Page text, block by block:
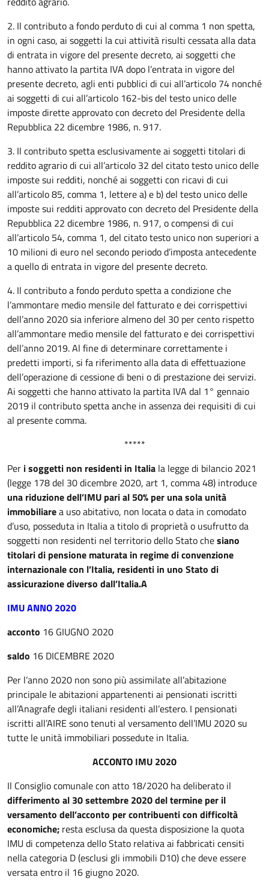
2. Il contributo a fondo perduto di cui al comma 1 non spetta,
in ogni caso, ai soggetti la cui attività risulti cessata alla data
di entrata in vigore del presente decreto, ai soggetti che
hanno attivato la partita IVA dopo l’entrata in vigore del
presente decreto, agli enti pubblici di cui all’articolo 74 nonché
ai soggetti di cui all’articolo 162-bis del testo unico delle
imposte dirette approvato con decreto del Presidente della
Repubblica 22 dicembre 1986, n. 917.
3. Il contributo spetta esclusivamente ai soggetti titolari di
reddito agrario di cui all’articolo 32 del citato testo unico delle
imposte sui redditi, nonché ai soggetti con ricavi di cui
all’articolo 85, comma 1, lettere a) e b) del testo unico delle
imposte sui redditi approvato con decreto del Presidente della
Repubblica 22 dicembre 1986, n. 917, o compensi di cui
all’articolo 54, comma 1, del citato testo unico non superiori a
10 milioni di euro nel secondo periodo d’imposta antecedente
a quello di entrata in vigore del presente decreto.
4. Il contributo a fondo perduto spetta a condizione che
l’ammontare medio mensile del fatturato e dei corrispettivi
dell’anno 2020 sia inferiore almeno del 30 per cento rispetto
all’ammontare medio mensile del fatturato e dei corrispettivi
dell’anno 2019. Al fine di determinare correttamente i
predetti importi, si fa riferimento alla data di effettuazione
dell’operazione di cessione di beni o di prestazione dei servizi.
Ai soggetti che hanno attivato la partita IVA dal 1° gennaio
2019 il contributo spetta anche in assenza dei requisiti di cui
al presente comma.
*****
Per i soggetti non residenti in Italia la legge di bilancio 2021
(legge 178 del 30 dicembre 2020, art 1, comma 48) introduce
una riduzione dell’IMU pari al 50% per una sola unità
immobiliarea uso abitativo, non locata o data in comodato
d’uso, posseduta in Italia a titolo di proprietà o usufrutto da
soggetti non residenti nel territorio dello Stato chesiano
titolari di pensione maturata in regime di convenzione
internazionale con l’Italia, residenti in uno Stato di
assicurazione diverso dall’Italia.A
IMU ANNO 2020
acconto 16 GIUGNO 2020
saldo 16 DICEMBRE 2020
Per l’anno 2020 non sono più assimilate all’abitazione
principale le abitazioni appartenenti ai pensionati iscritti
all’Anagrafe degli italiani residenti all’estero. I pensionati
iscritti all’AIRE sono tenuti al versamento dell’IMU 2020 su
tutte le unità immobiliari possedute in Italia.
ACCONTO IMU 2020
Il Consiglio comunale con atto 18/2020 ha deliberato il
differimento al 30 settembre 2020 del termine per il
versamento dell’acconto per contribuenti con difficoltà
economiche; resta esclusa da questa disposizione la quota
IMU di competenza dello Stato relativa ai fabbricati censiti
nella categoria D (esclusi gli immobili D10) che deve essere
versata entro il 16 giugno 2020.